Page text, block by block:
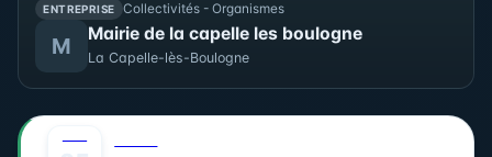
ENTREPRISE Collectivités - Organismes
M Mairie de la capelle les boulogne
La Capelle-lès-Boulogne